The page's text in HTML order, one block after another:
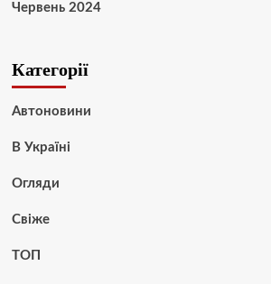
Червень 2024
Категорії
Автоновини
В Україні
Огляди
Свіже
ТОП